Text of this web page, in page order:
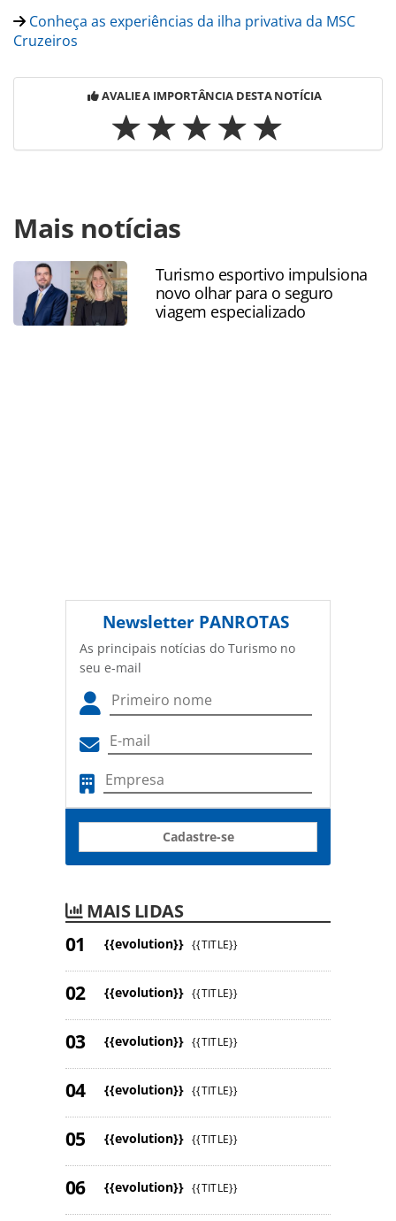
Conheça as experiências da ilha privativa da MSC
Cruzeiros
AVALIE A IMPORTÂNCIA DESTA NOTÍCIA
https://www.panrotas.com.br/msc-
cruzeiros/investimentos/2019/10/com-cinco-navios-oferta-
da-msc-cruzeiros-cresce-na-america-do-sul_168675.html
ou as ferramentas oferecidas na página. Todo o conteúdo
produzido pela PANROTAS Editora é protegido pela
legislação brasileira sobre direito autoral. Não reproduza o
Mais notícias
Turismo esportivo impulsiona
novo olhar para o seguro
viagem especializado
Newsletter PANROTAS
As principais notícias do Turismo no
seu e-mail
Cadastre-se
MAIS LIDAS
{{evolution}} {{TITLE}}
{{evolution}} {{TITLE}}
{{evolution}} {{TITLE}}
{{evolution}} {{TITLE}}
{{evolution}} {{TITLE}}
{{evolution}} {{TITLE}}